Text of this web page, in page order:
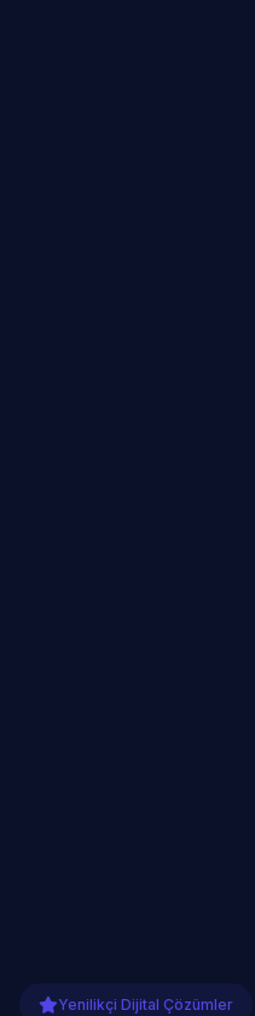
Yenilikçi Dijital Çözümler